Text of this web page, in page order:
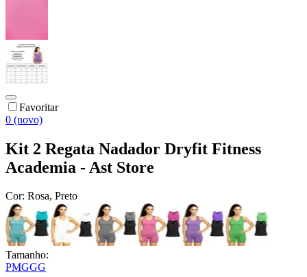
Favoritar
0 (novo)
Kit 2 Regata Nadador Dryfit Fitness
Academia - Ast Store
Cor: Rosa, Preto
Tamanho:
PMGGG